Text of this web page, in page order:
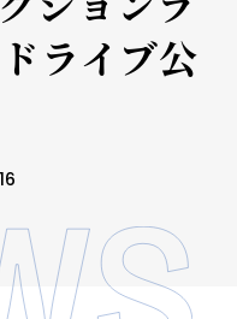
ライブ公